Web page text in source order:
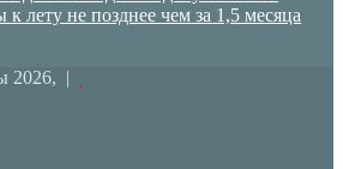
лету не позднее чем за 1,5 месяца
2026, |